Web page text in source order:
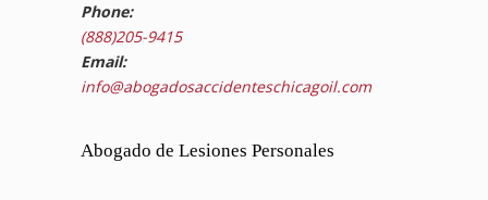
Phone:
(888)205-9415
Email:
info@abogadosaccidenteschicagoil.com
Abogado de Lesiones Personales